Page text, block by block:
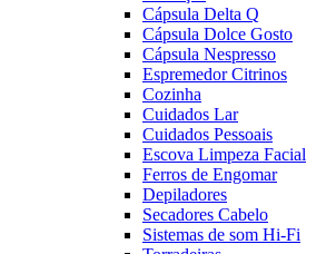
Cápsula Delta Q
Cápsula Dolce Gosto
Cápsula Nespresso
Espremedor Citrinos
Cozinha
Cuidados Lar
Cuidados Pessoais
Escova Limpeza Facial
Ferros de Engomar
Depiladores
Secadores Cabelo
Sistemas de som Hi-Fi